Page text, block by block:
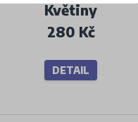
Květiny
280 Kč
DETAIL